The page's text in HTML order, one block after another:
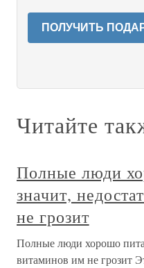
ПОЛУЧИТЬ
Читайте
Полные люди
значит,
не грозит
Полные люди хорошо
витаминов им не грозит